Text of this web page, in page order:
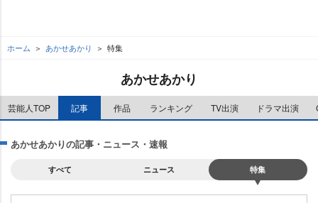
ホーム あかせあかり 特集
あかせあかり
芸能人TOP 記事 作品 ランキング TV出演 ドラマ出演
あかせあかりの記事・ニュース・速報
すべて ニュース 特集